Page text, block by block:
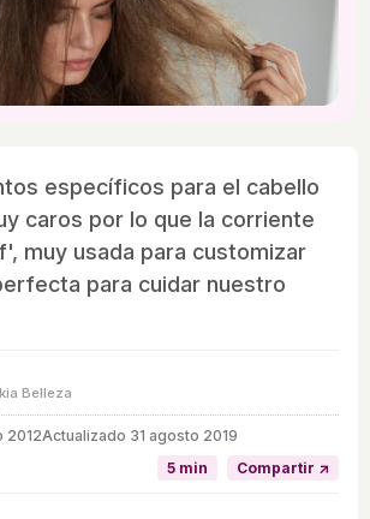
específicos para el cabello
caros por lo que la corriente
muy usada para customizar
para cuidar nuestro
Belleza
2012Actualizado 31 agosto 2019
5 min
Compartir ↗